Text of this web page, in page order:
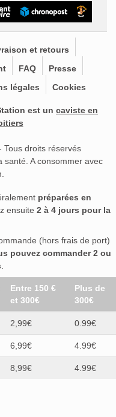
et retours
FAQ
Presse
légales Cookies
est un caviste en
droits réservés
santé. A consommer avec
préparées en
ensuite 2 à 4 jours pour la
(hors frais de port)
pouvez commander 2 ou
.
Entre 150 €
et 300€
Plus de
300€
2,99€ 0.99€
6,99€ 4.99€
8,99€ 4.99€